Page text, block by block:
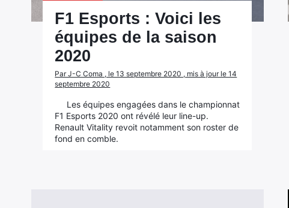
F1 Esports : Voici les
équipes de la saison
2020
Par J-C Coma , le 13 septembre 2020 , mis à jour le 14
septembre 2020
Les équipes engagées dans le championnat
F1 Esports 2020 ont révélé leur line-up.
Renault Vitality revoit notamment son roster de
fond en comble.